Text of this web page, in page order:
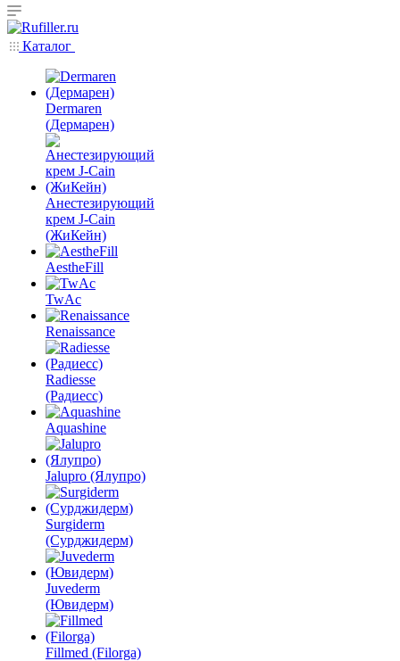
Каталог
Dermaren
(Дермарен)
Анестезирующий
крем J-Cain
(ЖиКейн)
AestheFill
TwAc
Renaissance
Radiesse
(Радиесс)
Aquashine
Jalupro (Ялупро)
Surgiderm
(Сурджидерм)
Juvederm
(Ювидерм)
Fillmed (Filorga)